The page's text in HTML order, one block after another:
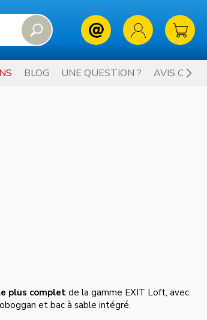
BLOG UNE QUESTION ? AVIS
plus completde la gamme EXIT Loft, avec
et bac à sable intégré.